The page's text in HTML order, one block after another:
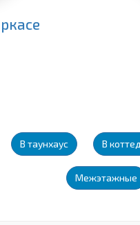
В таунхаус В
Межэтажные